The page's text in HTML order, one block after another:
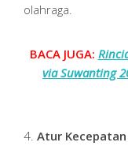
olahraga.
BACA JUGA:
via Suwanting
4. Atur Kecepatan